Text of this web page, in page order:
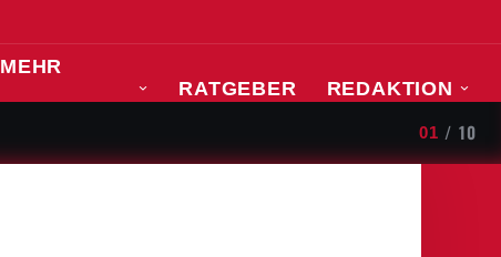
MEHR
RATGEBER REDAKTION
01 / 10